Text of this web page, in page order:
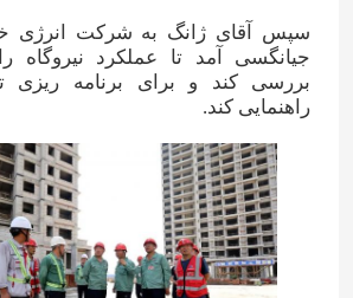
سپس آقای ژانگ به شرکت انرژی
جیانگسی آمد تا عملکرد نیروگاه
بررسی کند و برای برنامه ریزی
راهنمایی کند.